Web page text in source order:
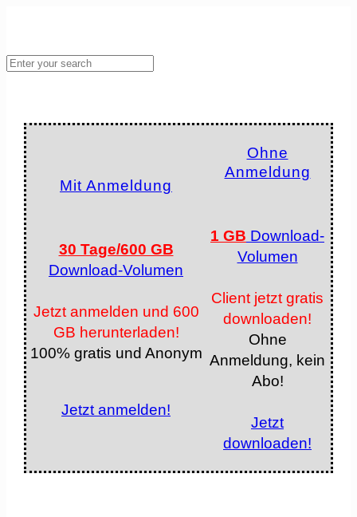
Mit Anmeldung
30 Tage/600 GB
Download-Volumen
Jetzt anmelden und 600
GB herunterladen!
100% gratis und Anonym
Jetzt anmelden!
Ohne
Anmeldung
1 GB Download-
Volumen
Client jetzt gratis
downloaden!
Ohne
Anmeldung, kein
Abo!
Jetzt
downloaden!